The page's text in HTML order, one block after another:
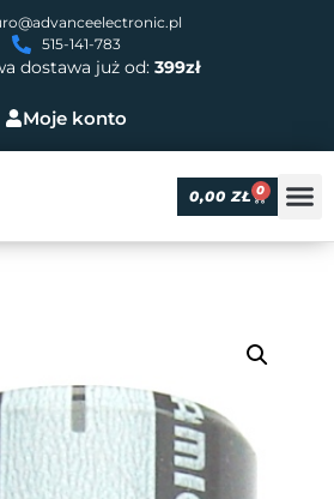
Moje konto
dostawa już od: 399zł
515-141-783
0,00 ZŁ 0